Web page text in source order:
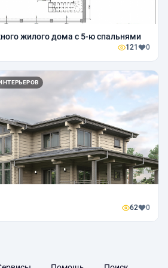
жилого дома с 5-ю спальнями
121 0
62 0